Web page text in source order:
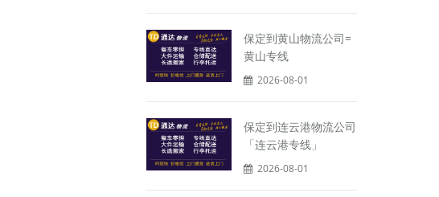
保定到黄山物流公司=
黄山专线
2026-08-01
保定到连云港物流公司
「连云港专线」
2026-08-01